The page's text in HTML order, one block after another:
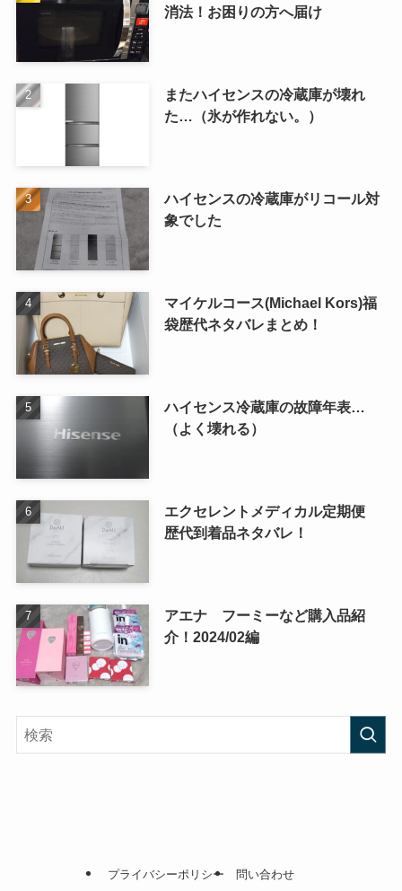
消法！お困りの方へ届け
またハイセンスの冷蔵庫が壊れ
た…（氷が作れない。）
ハイセンスの冷蔵庫がリコール対
象でした
マイケルコース(Michael Kors)福
袋歴代ネタバレまとめ！
ハイセンス冷蔵庫の故障年表…
（よく壊れる）
エクセレントメディカル定期便
歴代到着品ネタバレ！
アエナ フーミーなど購入品紹
介！2024/02編
プライバシーポリシー 問い合わせ